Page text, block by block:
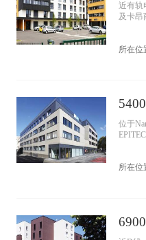
近有轨
及卡昂
所在位
位于
所在位